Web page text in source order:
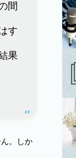
間
す
果
。しか